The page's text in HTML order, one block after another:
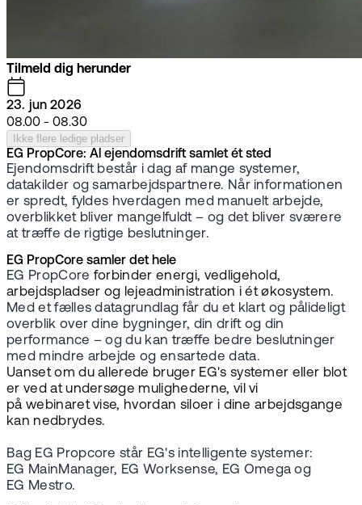
Tilmeld dig herunder
23. jun 2026
08.00 - 08.30
Ikke flere ledige pladser
EG PropCore: Al ejendomsdrift samlet ét sted
Ejendomsdrift består i dag af mange systemer,
datakilder og samarbejdspartnere. Når informationen
er spredt, fyldes hverdagen med manuelt arbejde,
overblikket bliver mangelfuldt – og det bliver sværere
at træffe de rigtige beslutninger.
EG PropCore samler det hele
EG PropCore forbinder energi, vedligehold,
arbejdspladser og lejeadministration i ét økosystem.
Med et fælles datagrundlag får du et klart og pålideligt
overblik over dine bygninger, din drift og din
performance – og du kan træffe bedre beslutninger
med mindre arbejde og ensartede data.
Uanset om du allerede bruger EG's systemer eller blot
er ved at undersøge mulighederne, vil vi
på webinaret vise, hvordan siloer i dine arbejdsgange
kan nedbrydes.
Bag EG Propcore står EG's intelligente systemer:
EG MainManager, EG Worksense, EG Omega og
EG Mestro.